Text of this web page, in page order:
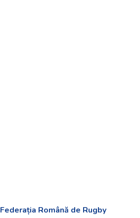
Federația Română de Rugby